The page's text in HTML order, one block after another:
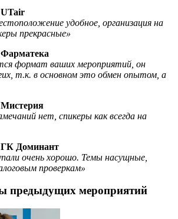
UTair
удобное, организация на
прекрасные»
Фарматека
формат ваших мероприятий, он
т.к. в основном это обмен опытом, а
Мистерия
нет, спикеры как всегда на
ГК Доминант
очень хорошо. Темы насущные,
проверкам»
предыдущих мероприятий